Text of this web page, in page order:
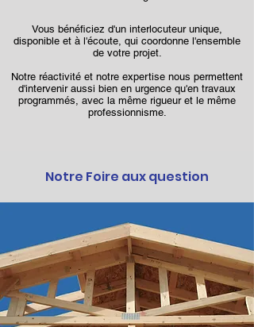
Vous bénéficiez d'un interlocuteur unique,
disponible et à l'écoute, qui coordonne l'ensemble
de votre projet.
Notre réactivité et notre expertise nous permettent
d'intervenir aussi bien en urgence qu'en travaux
programmés, avec la même rigueur et le même
professionnisme.
Notre Foire aux question